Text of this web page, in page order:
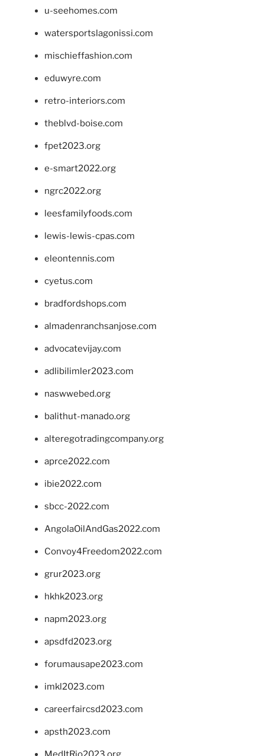
u-seehomes.com
watersportslagonissi.com
mischieffashion.com
eduwyre.com
retro-interiors.com
theblvd-boise.com
fpet2023.org
e-smart2022.org
ngrc2022.org
leesfamilyfoods.com
lewis-lewis-cpas.com
eleontennis.com
cyetus.com
bradfordshops.com
almadenranchsanjose.com
advocatevijay.com
adlibilimler2023.com
naswwebed.org
balithut-manado.org
alteregotradingcompany.org
aprce2022.com
ibie2022.com
sbcc-2022.com
AngolaOilAndGas2022.com
Convoy4Freedom2022.com
grur2023.org
hkhk2023.org
napm2023.org
apsdfd2023.org
forumausape2023.com
imkl2023.com
careerfaircsd2023.com
apsth2023.com